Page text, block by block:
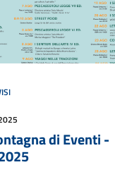
di Eventi -